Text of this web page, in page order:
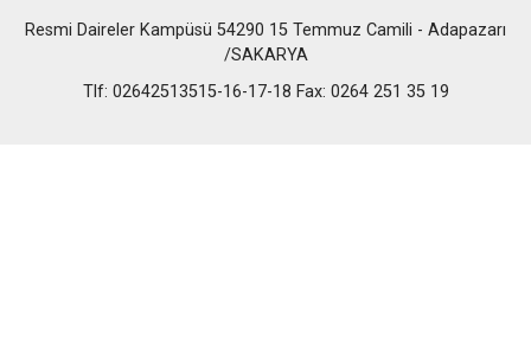
Resmi Daireler Kampüsü 54290 15 Temmuz Camili - Adapazarı
/SAKARYA
Tlf: 02642513515-16-17-18 Fax: 0264 251 35 19